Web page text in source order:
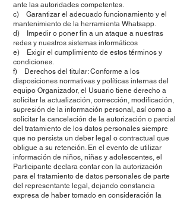
ante las autoridades competentes.
c) Garantizar el adecuado funcionamiento y el
mantenimiento de la herramienta Whatsapp.
d) Impedir o poner fin a un ataque a nuestras
redes y nuestros sistemas informáticos
e) Exigir el cumplimiento de estos términos y
condiciones.
f) Derechos del titular: Conforme a los
disposiciones normativas y políticas internas del
equipo Organizador, el Usuario tiene derecho a
solicitar la actualización, corrección, modificación,
supresión de la información personal, así como a
solicitar la cancelación de la autorización o parcial
del tratamiento de los datos personales siempre
que no persista un deber legal o contractual que
obligue a su retención. En el evento de utilizar
información de niños, niñas y adolescentes, el
Participante declara contar con la autorización
para el tratamiento de datos personales de parte
del representante legal, dejando constancia
expresa de haber tomado en consideración la